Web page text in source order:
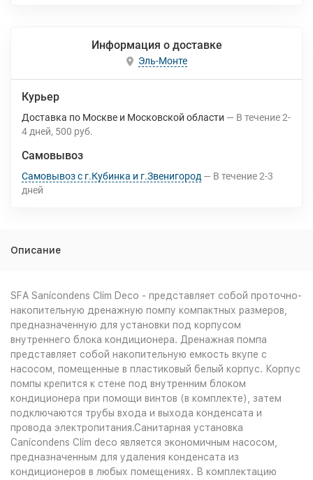
Информация о доставке
Эль-Монте
Курьер
Доставка по Москве и Московской области В течение2-
4 дней 500 руб.
Самовывоз
Самовывоз с г.Кубинка и г.Звенигород В течение2-3
дней
Описание
SFA Sanicondens Clim Deco - представляет собой проточно-
накопительную дренажную помпу компактных размеров,
предназначенную для установки под корпусом
внутреннего блока кондиционера. Дренажная помпа
представляет собой накопительную емкость вкупе с
насосом, помещенные в пластиковый белый корпус. Корпус
помпы крепится к стене под внутренним блоком
кондиционера при помощи винтов (в комплекте), затем
подключаются трубы входа и выхода конденсата и
провода электропитания.Санитарная установка
Canicondens Clim deco является экономичным насосом,
предназначенным для удаления конденсата из
кондиционеров в любых помещениях. В комплектацию